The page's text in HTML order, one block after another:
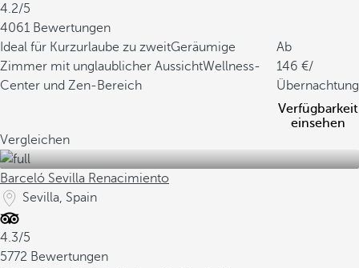
4.2/5
4061 Bewertungen
Ideal für Kurzurlaube zu zweitGeräumige
Zimmer mit unglaublicher AussichtWellness-
Center und Zen-Bereich
Ab
146
/
Übernachtung
Verfügbarkeit
einsehen
Vergleichen
Barceló Sevilla Renacimiento
Sevilla, Spain
4.3/5
5772 Bewertungen